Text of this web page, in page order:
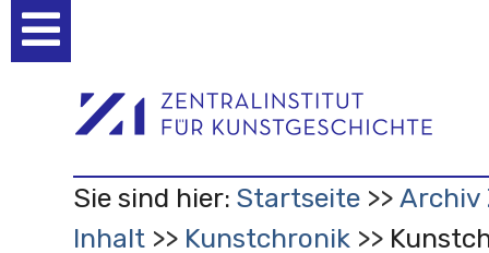
Werkzeuge
Sie sind hier: Startseite
Archiv
Inhalt
Kunstchronik